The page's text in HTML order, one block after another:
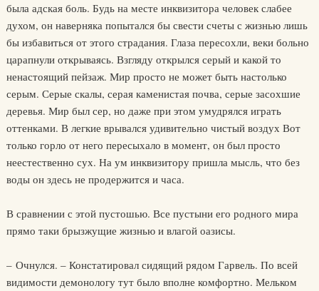
была адская боль. Будь на месте инквизитора человек слабее
духом, он наверняка попытался бы свести счеты с жизнью лишь
бы избавиться от этого страдания. Глаза пересохли, веки больно
царапнули открываясь. Взгляду открылся серый и какой то
ненастоящий пейзаж. Мир просто не может быть настолько
серым. Серые скалы, серая каменистая почва, серые засохшие
деревья. Мир был сер, но даже при этом умудрялся играть
оттенками. В легкие врывался удивительно чистый воздух Вот
только горло от него пересыхало в момент, он был просто
неестественно сух. На ум инквизитору пришла мысль, что без
воды он здесь не продержится и часа.
В сравнении с этой пустошью. Все пустыни его родного мира
прямо таки брызжущие жизнью и влагой оазисы.
– Очнулся. – Констатировал сидящий рядом Гарвель. По всей
видимости демонологу тут было вполне комфортно. Мельком